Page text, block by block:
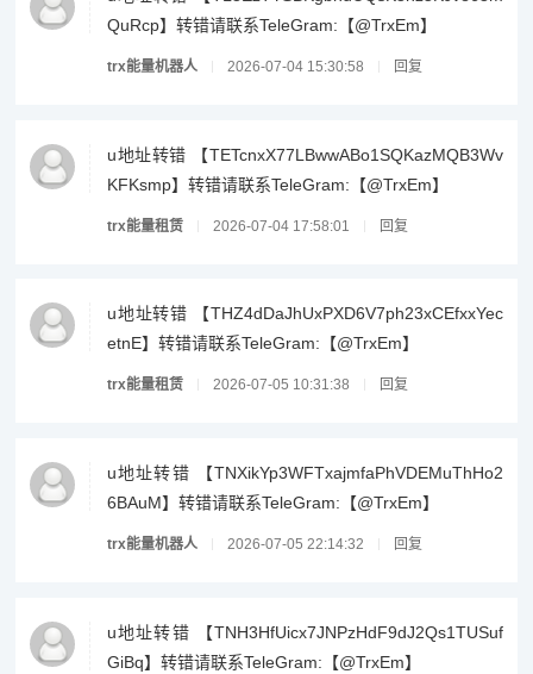
QuRcp】转错请联系TeleGram:【@TrxEm】
trx能量机器人 2026-07-04 15:30:58 回复
u地址转错 【TETcnxX77LBwwABo1SQKazMQB3Wv
KFKsmp】转错请联系TeleGram:【@TrxEm】
trx能量租赁 2026-07-04 17:58:01 回复
u地址转错 【THZ4dDaJhUxPXD6V7ph23xCEfxxYec
etnE】转错请联系TeleGram:【@TrxEm】
trx能量租赁 2026-07-05 10:31:38 回复
u地址转错 【TNXikYp3WFTxajmfaPhVDEMuThHo2
6BAuM】转错请联系TeleGram:【@TrxEm】
trx能量机器人 2026-07-05 22:14:32 回复
u地址转错 【TNH3HfUicx7JNPzHdF9dJ2Qs1TUSuf
GiBq】转错请联系TeleGram:【@TrxEm】